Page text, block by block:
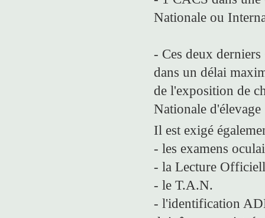
Nationale ou
- Ces deux
dans un délai
de l'exposition de
Nationale d'élevage
Il est exigé
- les examens
- la Lecture
- le T.A.N.
- l'identification